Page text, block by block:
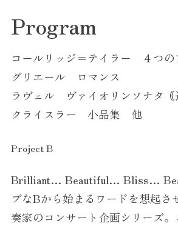
Program
コールリッジ＝テイラー ４つの
グリエール ロマンス
ラヴェル ヴァイオリンソナタ｟
クライスラー 小品集 他
Project B
Brilliant… Beautiful… Bliss…
ブなBから始まるワードを想起さ
奏家のコンサート企画シリーズ